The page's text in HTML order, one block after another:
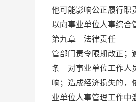
他可能影响公正履行
以向事业单位人事综
第九章 法律责任 第
管部门责令限期改正
条 对事业单位工作人
响；造成经济损失的
业单位人事管理工作中